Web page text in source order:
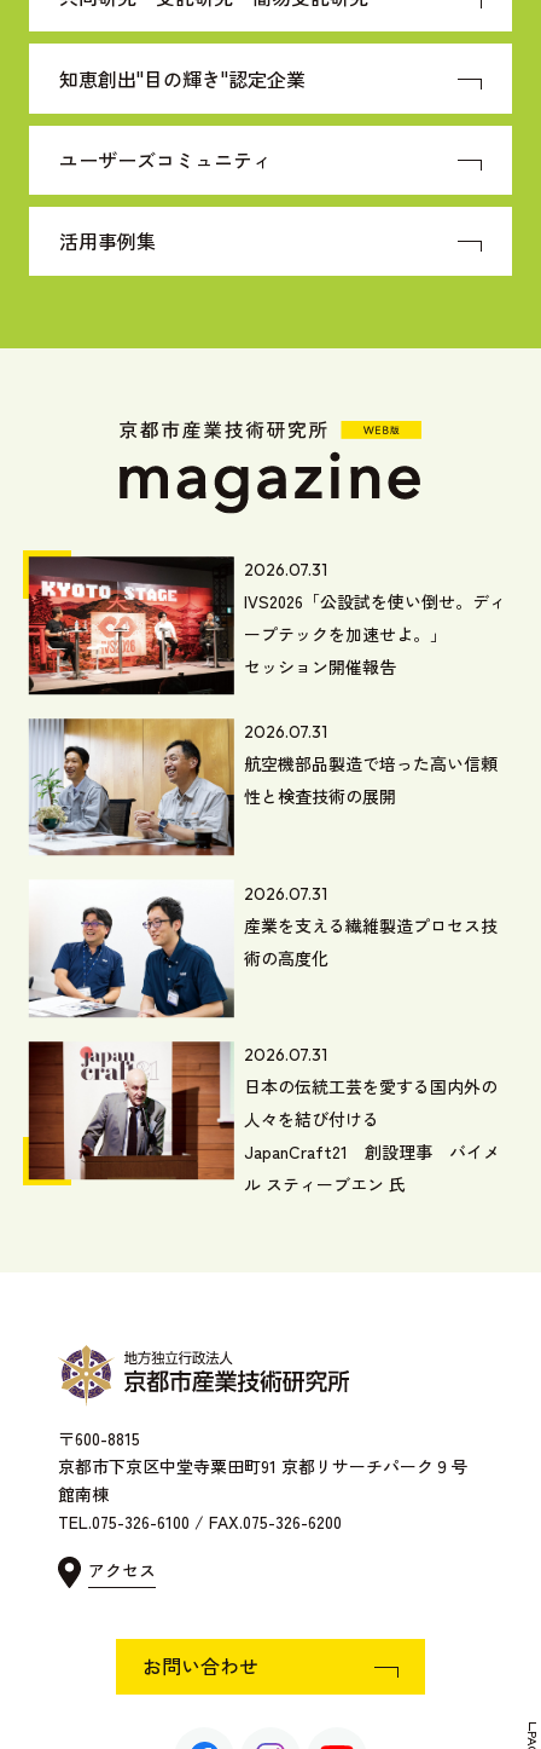
知恵創出"目の輝き"認定企業
ユーザーズコミュニティ
活用事例集
2026.07.31
IVS2026「公設試を使い倒せ。ディ
ープテックを加速せよ。」
セッション開催報告
2026.07.31
航空機部品製造で培った高い信頼
性と検査技術の展開
2026.07.31
産業を支える繊維製造プロセス技
術の高度化
2026.07.31
日本の伝統工芸を愛する国内外の
人々を結び付ける
JapanCraft21 創設理事 バイメ
ル スティーブエン 氏
〒600-8815
京都市下京区中堂寺粟田町91 京都リサーチパーク９号
館南棟
TEL.075-326-6100 / FAX.075-326-6200
アクセス
お問い合わせ